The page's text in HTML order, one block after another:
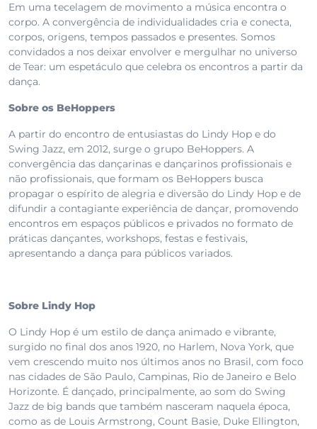
Em uma tecelagem de movimento a música encontra o
corpo. A convergência de individualidades cria e conecta,
corpos, origens, tempos passados e presentes. Somos
convidados a nos deixar envolver e mergulhar no universo
de Tear: um espetáculo que celebra os encontros a partir da
dança.
Sobre os BeHoppers
A partir do encontro de entusiastas do Lindy Hop e do
Swing Jazz, em 2012, surge o grupo BeHoppers. A
convergência das dançarinas e dançarinos profissionais e
não profissionais, que formam os BeHoppers busca
propagar o espírito de alegria e diversão do Lindy Hop e de
difundir a contagiante experiência de dançar, promovendo
encontros em espaços públicos e privados no formato de
práticas dançantes, workshops, festas e festivais,
apresentando a dança para públicos variados.
Sobre Lindy Hop
O Lindy Hop é um estilo de dança animado e vibrante,
surgido no final dos anos 1920, no Harlem, Nova York, que
vem crescendo muito nos últimos anos no Brasil, com foco
nas cidades de São Paulo, Campinas, Rio de Janeiro e Belo
Horizonte. É dançado, principalmente, ao som do Swing
Jazz de big bands que também nasceram naquela época,
como as de Louis Armstrong, Count Basie, Duke Ellington,